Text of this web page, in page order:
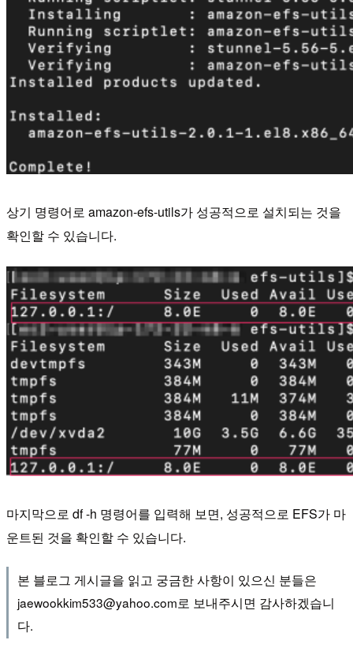
상기 명령어로 amazon-efs-utils가 성공적으로 설치되는 것을
확인할 수 있습니다.
마지막으로 df -h 명령어를 입력해 보면, 성공적으로 EFS가 마
운트된 것을 확인할 수 있습니다.
본 블로그 게시글을 읽고 궁금한 사항이 있으신 분들은
jaewookkim533@yahoo.com로 보내주시면 감사하겠습니
다.